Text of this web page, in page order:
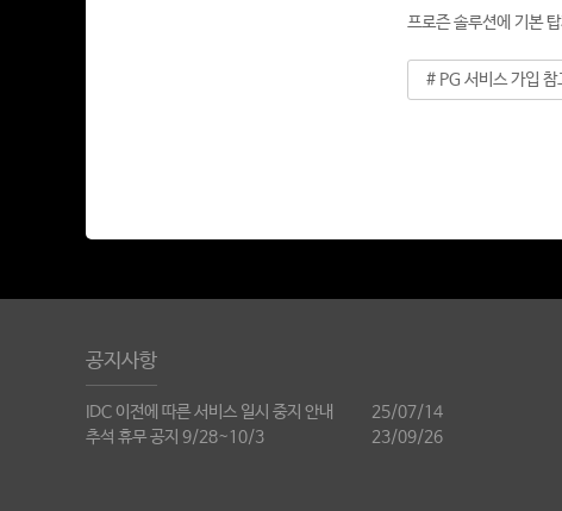
프로즌 솔루션에 기본
# PG 서비스 가입
공지사항
IDC 이전에 따른 서비스 일시 중지 안내
25/07/14
추석 휴무 공지 9/28~10/3
23/09/26